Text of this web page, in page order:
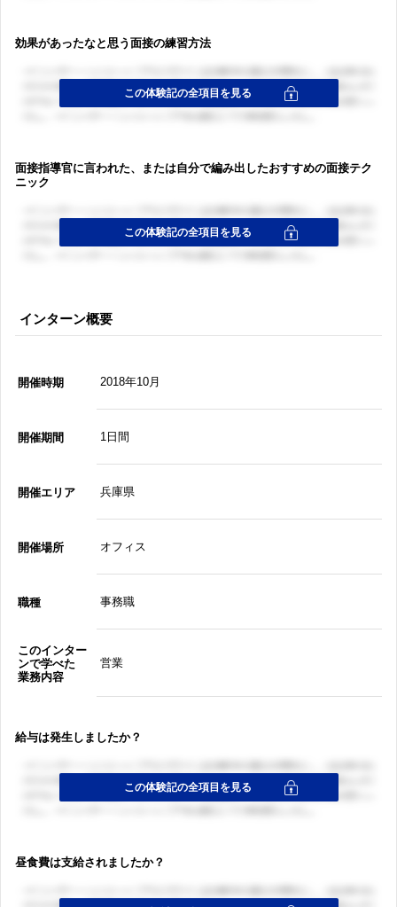
効果があったなと思う面接の練習方法
面接指導官に言われた、または自分で編み出したおすすめの面接テク
ニック
インターン概要
開催時期 2018年10月
開催期間 1日間
開催エリア 兵庫県
開催場所 オフィス
職種 事務職
このインター
ンで学べた
業務内容
営業
給与は発生しましたか？
昼食費は支給されましたか？